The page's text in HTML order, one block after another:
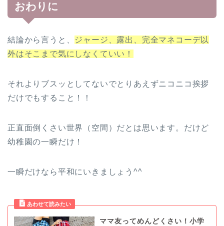
おわりに
結論から言うと、 ジャージ、露出、完全マネコーデ以
外はそこまで気にしなくていい！
それよりブスッとしてないでとりあえずニコニコ挨拶
だけでもすること！！
正直面倒くさい世界（空間）だとは思います。だけど
幼稚園の一瞬だけ！
一瞬だけなら平和にいきましょう^^
ママ友ってめんどくさい！小学